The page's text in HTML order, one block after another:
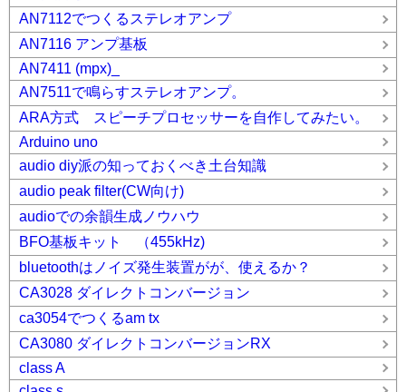
AN7112でつくるステレオアンプ
AN7116 アンプ基板
AN7411 (mpx)_
AN7511で鳴らすステレオアンプ。
ARA方式 スピーチプロセッサーを自作してみたい。
Arduino uno
audio diy派の知っておくべき土台知識
audio peak filter(CW向け)
audioでの余韻生成ノウハウ
BFO基板キット （455kHz)
bluetoothはノイズ発生装置がが、使えるか？
CA3028 ダイレクトコンバージョン
ca3054でつくるam tx
CA3080 ダイレクトコンバージョンRX
class A